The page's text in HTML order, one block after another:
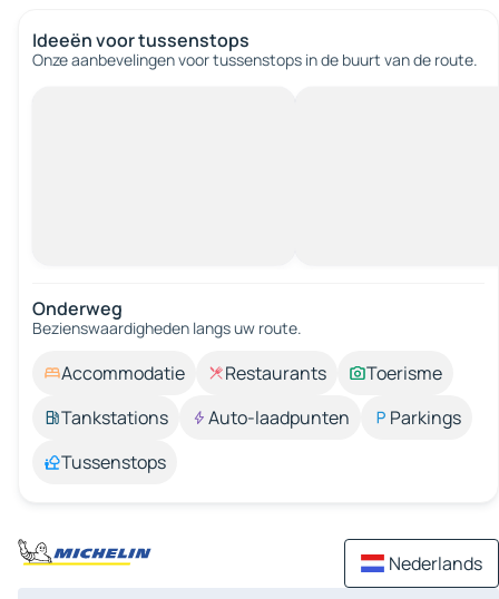
Ideeën voor tussenstops
Onze aanbevelingen voor tussenstops in de buurt van de route.
Onderweg
Bezienswaardigheden langs uw route.
Accommodatie Restaurants
Toerisme
Tankstations
Auto-laadpunten
Parkings
Tussenstops
Nederlands